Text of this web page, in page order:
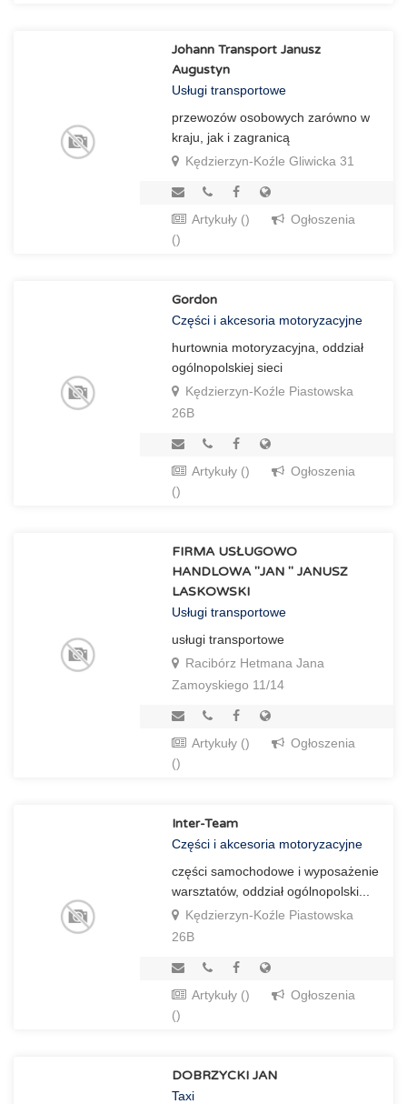
Johann Transport Janusz
Augustyn
Usługi transportowe
przewozów osobowych zarówno w
kraju, jak i zagranicą
Kędzierzyn-Koźle Gliwicka 31
Artykuły ()
Ogłoszenia
()
Gordon
Części i akcesoria motoryzacyjne
hurtownia motoryzacyjna, oddział
ogólnopolskiej sieci
Kędzierzyn-Koźle Piastowska
26B
Artykuły ()
Ogłoszenia
()
FIRMA USŁUGOWO
HANDLOWA "JAN " JANUSZ
LASKOWSKI
Usługi transportowe
usługi transportowe
Racibórz Hetmana Jana
Zamoyskiego 11/14
Artykuły ()
Ogłoszenia
()
Inter-Team
Części i akcesoria motoryzacyjne
części samochodowe i wyposażenie
warsztatów, oddział ogólnopolski...
Kędzierzyn-Koźle Piastowska
26B
Artykuły ()
Ogłoszenia
()
DOBRZYCKI JAN
Taxi